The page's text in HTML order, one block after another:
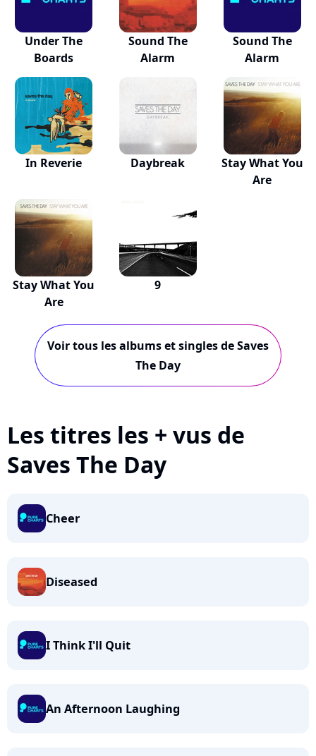
Under The
Boards
Sound The
Alarm
Sound The
Alarm
In Reverie Daybreak
Stay What You
Are
Stay What You
Are
9
Voir tous les albums et singles de Saves
The Day
Les titres les + vus de
Saves The Day
Cheer
Diseased
I Think I'll Quit
An Afternoon Laughing